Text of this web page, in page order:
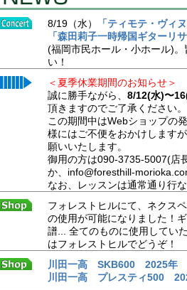
8/19（水）
「ティモテ・ヴィ
「森田莉子一時帰国ギターリサ
(福岡市民ホール・小ホール)
い！
＜夏季休業期間のお知らせ＞
誠に勝手ながら、8/12(水)〜
頂きますのでご了承ください。
この期間中はWebショップの
様にはご不便をおかけします
願いいたします。
御用の方は090-3735-5007(店
か、info@foresthill-
なお、レッスンは通常通り行な
フォレストヒルにて、ネクス
の使用が可能になりました！
譜... 全てのものに使用してい
はフォレストヒルでどうぞ！
川田一高 SKB600 2025年
川田一高 プレスティ500